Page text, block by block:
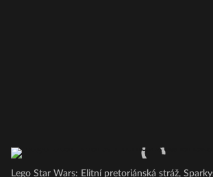
Lego Star Wars: Elitní pretoriánská stráž,